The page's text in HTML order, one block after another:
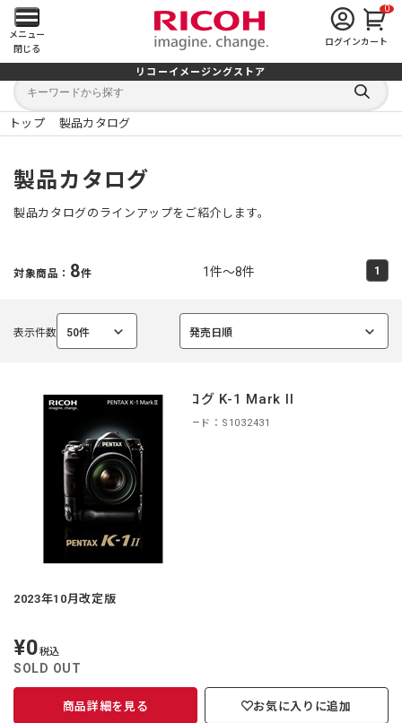
メ
イ
ン
メ
ニ
ュ
を
開
メニュー
閉じる
ログイン
0
カート
リコーイメージングストア
キ
ワ
ー
キ
検
索
る
トップ 製品カタログ
製品カタログ
製品カタログのラインアップをご紹介します。
対象商品： 8件 1件～8件 1
表示件数 50件
選
発売日順
選
カタログ K-1 Mark II
商品コード：S1032431
2023年10月改定版
定
価
¥0税込
SOLD OUT
商品詳細を見る お気に入りに追加